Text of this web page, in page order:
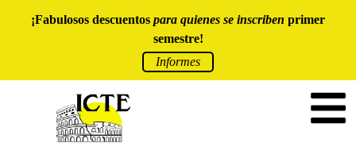
¡Fabulosos descuentos para quienes se inscriben primer
semestre!
Informes